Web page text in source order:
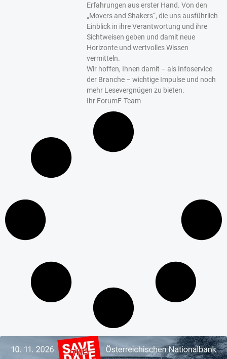
Erfahrungen aus erster Hand. Von den
„Movers and Shakers“, die uns ausführlich
Einblick in ihre Verantwortung und ihre
Sichtweisen geben und damit neue
Horizonte und wertvolles Wissen
vermitteln.
Wir hoffen, Ihnen damit – als Infoservice
der Branche – wichtige Impulse und noch
mehr Lesevergnügen zu bieten.
Ihr ForumF-Team